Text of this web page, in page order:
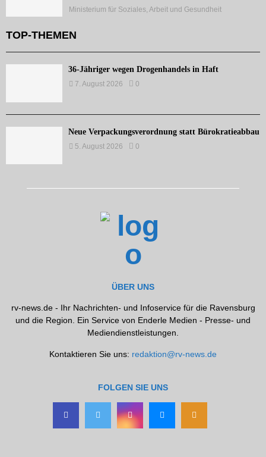
Ministerium für Soziales, Arbeit und Gesundheit
TOP-THEMEN
36-Jähriger wegen Drogenhandels in Haft
7. August 2026 0
Neue Verpackungsverordnung statt Bürokratieabbau
5. August 2026 0
ÜBER UNS
rv-news.de - Ihr Nachrichten- und Infoservice für die Ravensburg
und die Region. Ein Service von Enderle Medien - Presse- und
Mediendienstleistungen.
Kontaktieren Sie uns: redaktion@rv-news.de
FOLGEN SIE UNS